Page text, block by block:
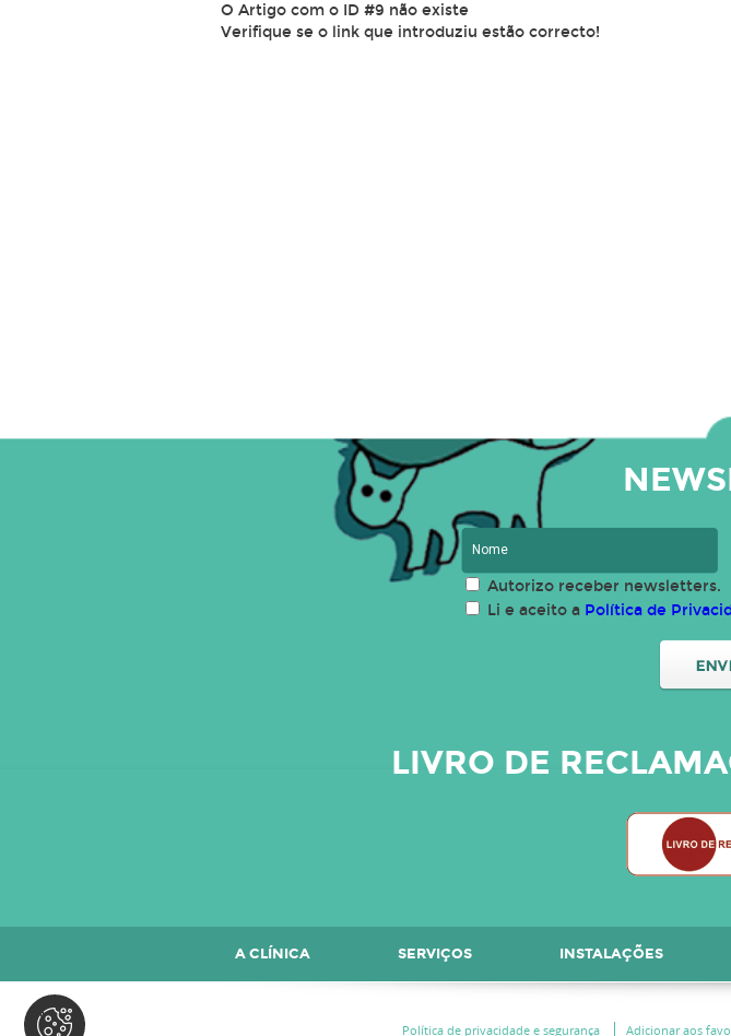
O Artigo com o ID #9 não existe
Verifique se o link que introduziu estão correcto!
Autorizo receber newsletters.
Li e aceito a Política de
LIVRO DE
A CLÍNICA SERVIÇOS INSTALAÇÕES
Política de privacidade e segurança Adicionar aos